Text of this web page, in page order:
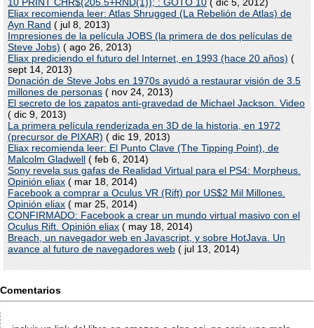
Eliax recomienda leer: Atlas Shrugged (La Rebelión de Atlas) de
Ayn Rand ( jul 8, 2013)
Impresiones de la película JOBS (la primera de dos películas de
Steve Jobs) ( ago 26, 2013)
Eliax prediciendo el futuro del Internet, en 1993 (hace 20 años) (
sept 14, 2013)
Donación de Steve Jobs en 1970s ayudó a restaurar visión de 3.5
millones de personas ( nov 24, 2013)
El secreto de los zapatos anti-gravedad de Michael Jackson. Video
( dic 9, 2013)
La primera película renderizada en 3D de la historia, en 1972
(precursor de PIXAR) ( dic 19, 2013)
Eliax recomienda leer: El Punto Clave (The Tipping Point), de
Malcolm Gladwell ( feb 6, 2014)
Sony revela sus gafas de Realidad Virtual para el PS4: Morpheus.
Opinión eliax ( mar 18, 2014)
Facebook a comprar a Oculus VR (Rift) por US$2 Mil Millones.
Opinión eliax ( mar 25, 2014)
CONFIRMADO: Facebook a crear un mundo virtual masivo con el
Oculus Rift. Opinión eliax ( may 18, 2014)
Breach, un navegador web en Javascript, y sobre HotJava. Un
avance al futuro de navegadores web ( jul 13, 2014)
Comentarios